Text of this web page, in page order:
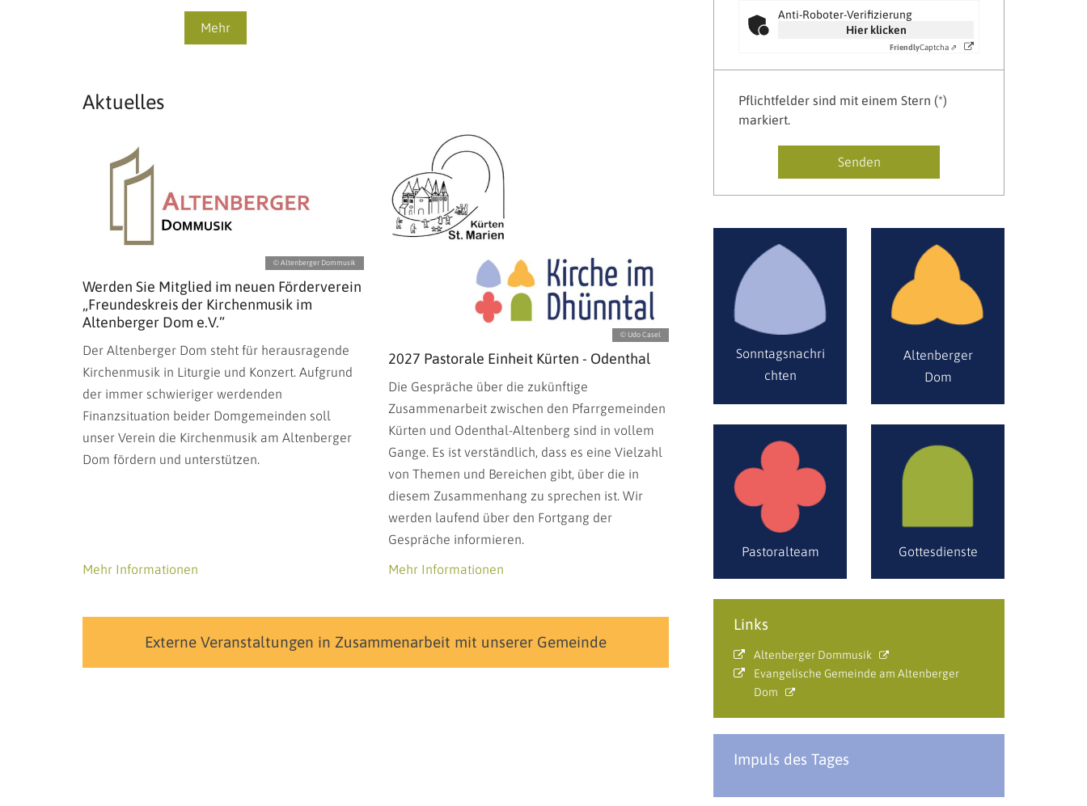
Mehr
Aktuelles
© Altenberger Dommusik
Werden Sie Mitglied im neuen Förderverein
„Freundeskreis der Kirchenmusik im
Altenberger Dom e.V.“
Der Altenberger Dom steht für herausragende
Kirchenmusik in Liturgie und Konzert. Aufgrund
der immer schwieriger werdenden
Finanzsituation beider Domgemeinden soll
unser Verein die Kirchenmusik am Altenberger
Dom fördern und unterstützen.
Mehr Informationen
© Udo Casel
2027 Pastorale Einheit Kürten - Odenthal
Die Gespräche über die zukünftige
Zusammenarbeit zwischen den Pfarrgemeinden
Kürten und Odenthal-Altenberg sind in vollem
Gange. Es ist verständlich, dass es eine Vielzahl
von Themen und Bereichen gibt, über die in
diesem Zusammenhang zu sprechen ist. Wir
werden laufend über den Fortgang der
Gespräche informieren.
Mehr Informationen
Externe Veranstaltungen in Zusammenarbeit mit unserer Gemeinde
Anti-Roboter-Verifizierung
Hier klicken
FriendlyCaptcha ⇗
Pflichtfelder sind mit einem Stern (*)
markiert.
Sonntagsnachri
chten
Altenberger
Dom
Pastoralteam Gottesdienste
Links
Altenberger Dommusik
Evangelische Gemeinde am Altenberger
Dom
Impuls des Tages